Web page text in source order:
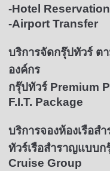
-Hotel
-Airport Transfer
บริการจัดกรุ๊ปทัวร์ ต
องค์กร
กรุ๊ปทัวร์ Premium
F.I.T. Package
บริการจองห้องเรือ
ทัวร์เรือสำราญแบบ
Cruise Group